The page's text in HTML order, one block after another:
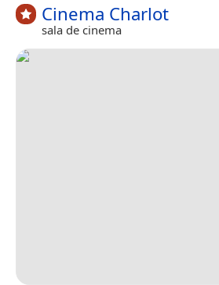
Cinema Charlot
sala de cinema